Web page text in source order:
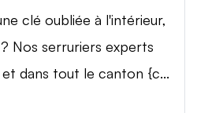
clé oubliée à l'intérieur,
Nos serruriers experts
dans tout le canton {c...